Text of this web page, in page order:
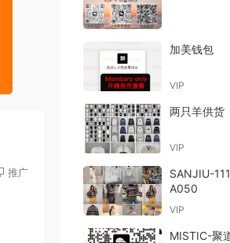
推广
加美钱包
VIP
两只羊供货
VIP
SANJIU-
A050
VIP
MISTIC-聚